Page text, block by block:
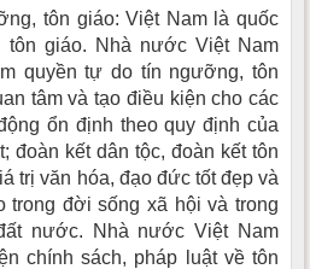
tôn giáo: Việt Nam là quốc
giáo. Nhà nước Việt Nam
quyền tự do tín ngưỡng, tôn
tâm và tạo điều kiện cho các
ổn định theo quy định của
đoàn kết dân tộc, đoàn kết tôn
trị văn hóa, đạo đức tốt đẹp và
trong đời sống xã hội và trong
nước. Nhà nước Việt Nam
chính sách, pháp luật về tôn